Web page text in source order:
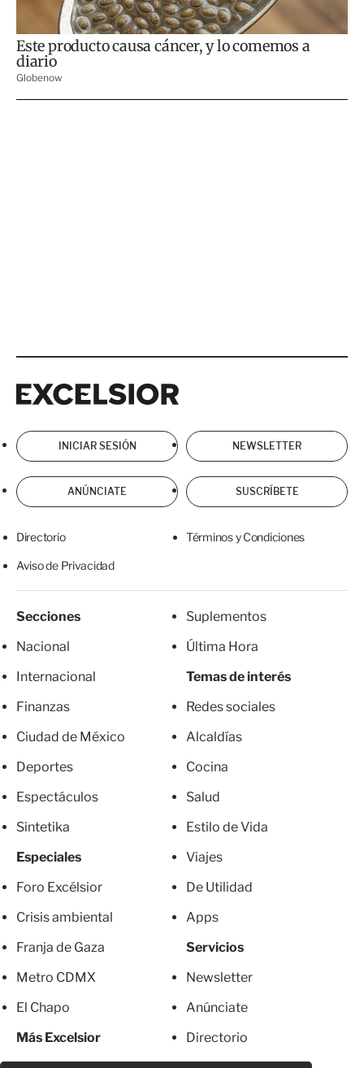
INICIAR SESIÓN NEWSLETTER
ANÚNCIATE SUSCRÍBETE
Directorio Términos y Condiciones
Aviso de Privacidad
Secciones
Nacional
Internacional
Finanzas
Ciudad de México
Deportes
Espectáculos
Sintetika
Especiales
Foro Excélsior
Crisis ambiental
Franja de Gaza
Metro CDMX
El Chapo
Más Excelsior
Suplementos
Última Hora
Temas de interés
Redes sociales
Alcaldías
Cocina
Salud
Estilo de Vida
Viajes
De Utilidad
Apps
Servicios
Newsletter
Anúnciate
Directorio